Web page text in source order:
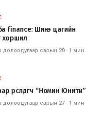
finance: Шинэ цагийн
хоршил
долоодугаар сарын 28 · 1 мин
өрсөлдөгч “Номин Юнити”
долоодугаар сарын 27 · 1 мин